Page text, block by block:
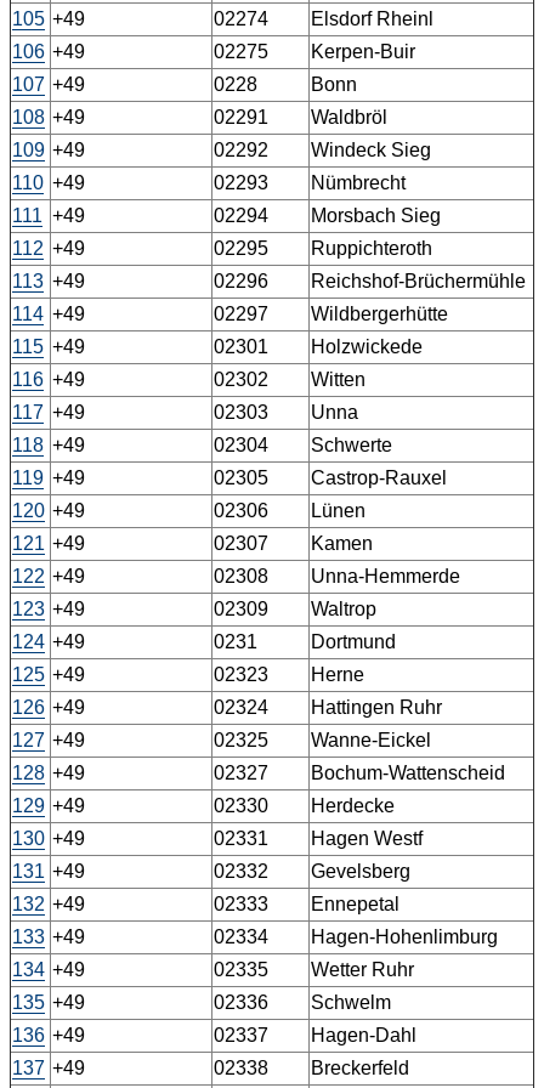
105 +49 02274
Elsdorf Rheinl
106 +49 02275
Kerpen-Buir
107 +49 0228
Bonn
108 +49 02291
Waldbröl
109 +49 02292
Windeck Sieg
110 +49 02293
Nümbrecht
111 +49 02294
Morsbach Sieg
112 +49 02295
Ruppichteroth
113 +49 02296
Reichshof-Brüchermühle
114 +49 02297
Wildbergerhütte
115 +49 02301
Holzwickede
116 +49 02302
Witten
117 +49 02303
Unna
118 +49 02304
Schwerte
119 +49 02305
Castrop-Rauxel
120 +49 02306
Lünen
121 +49 02307
Kamen
122 +49 02308
Unna-Hemmerde
123 +49 02309
Waltrop
124 +49 0231
Dortmund
125 +49 02323
Herne
126 +49 02324
Hattingen Ruhr
127 +49 02325
Wanne-Eickel
128 +49 02327
Bochum-Wattenscheid
129 +49 02330
Herdecke
130 +49 02331
Hagen Westf
131 +49 02332
Gevelsberg
132 +49 02333
Ennepetal
133 +49 02334
Hagen-Hohenlimburg
134 +49 02335
Wetter Ruhr
135 +49 02336
Schwelm
136 +49 02337
Hagen-Dahl
137 +49 02338
Breckerfeld